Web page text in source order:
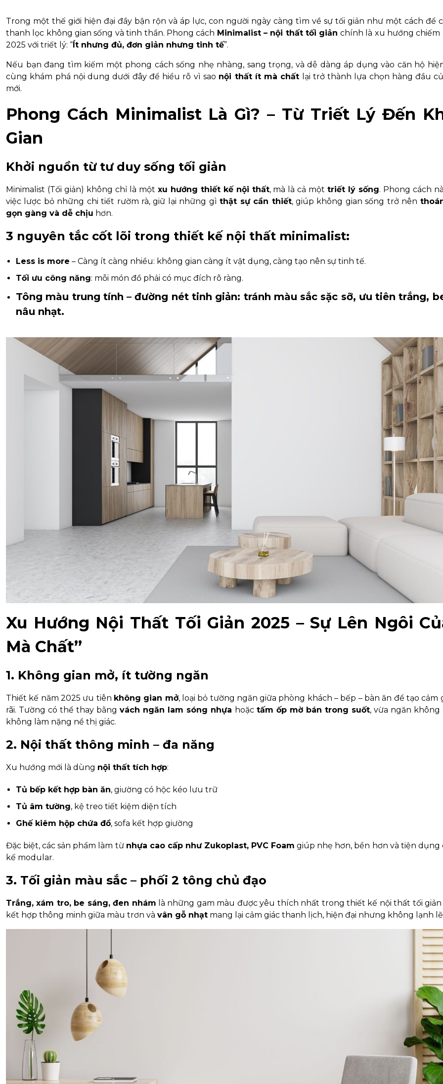
Trong một thế giới hiện đại đầy bận rộn và áp lực, con người ngày càng tìm về sự tối giản như một cách để
thanh lọc không gian sống và tinh thần. Phong cách Minimalist – nội thất tối giản chính là xu hướng chiếm
2025 với triết lý: “ Ít nhưng đủ, đơn giản nhưng tinh tế”.
Nếu bạn đang tìm kiếm một phong cách sống nhẹ nhàng, sang trọng, và dễ dàng áp dụng vào căn hộ
cùng khám phá nội dung dưới đây để hiểu rõ vì sao nội thất ít mà chất lại trở thành lựa chọn hàng đầu
mới.
Phong Cách Minimalist Là Gì? – Từ Triết Lý Đến
Gian
Khởi nguồn từ tư duy sống tối giản
Minimalist (Tối giản) không chỉ là một xu hướng thiết kế nội thất, mà là cả mộttriết lý sống. Phong cách
việc lược bỏ những chi tiết rườm rà, giữ lại những gìthật sự cần thiết, giúp không gian sống trở nên
gọn gàng và dễ chịu hơn.
3 nguyên tắc cốt lõi trong thiết kế nội thất minimalist:
Less is more – Càng ít càng nhiều: không gian càng ít vật dụng, càng tạo nên sự tinh tế.
Tối ưu công năng: mỗi món đồ phải có mục đích rõ ràng.
Tông màu trung tính – đường nét tinh giản: tránh màu sắc sặc sỡ, ưu tiên trắng,
nâu nhạt.
Xu Hướng Nội Thất Tối Giản 2025 – Sự Lên Ngôi
Mà Chất”
1. Không gian mở, ít tường ngăn
Thiết kế năm 2025 ưu tiên không gian mở, loại bỏ tường ngăn giữa phòng khách – bếp – bàn ăn để tạo cảm
rãi. Tường có thể thay bằngvách ngăn lam sóng nhựa hoặc tấm ốp mờ bán trong suốt, vừa ngăn không
không làm nặng nề thị giác.
2. Nội thất thông minh – đa năng
Xu hướng mới là dùng nội thất tích hợp:
Tủ bếp kết hợp bàn ăn, giường có hộc kéo lưu trữ
Tủ âm tường, kệ treo tiết kiệm diện tích
Ghế kiêm hộp chứa đồ, sofa kết hợp giường
Đặc biệt, các sản phẩm làm từ nhựa cao cấp như Zukoplast, PVC Foam giúp nhẹ hơn, bền hơn và tiện dụng
kế modular.
3. Tối giản màu sắc – phối 2 tông chủ đạo
Trắng, xám tro, be sáng, đen nhám là những gam màu được yêu thích nhất trong thiết kế nội thất tối giản
kết hợp thông minh giữa màu trơn và vân gỗ nhạt mang lại cảm giác thanh lịch, hiện đại nhưng không lạnh